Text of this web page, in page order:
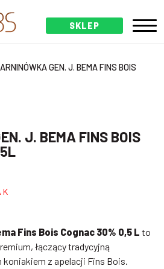
SKLEP
GEN. J. BEMA FINS BOIS
J. BEMA FINS BOIS
Fins Bois Cognac 30% 0,5 L to
łączący tradycyjną
z apelacji Fins Bois.